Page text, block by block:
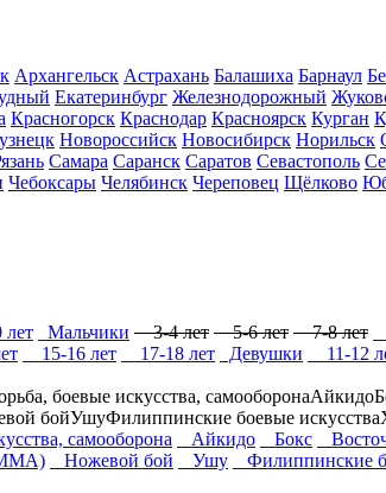
Архангельск Астрахань Балашиха Барнаул
Екатеринбург Железнодорожный
Красногорск Краснодар Красноярск Курган
Новороссийск Новосибирск Норильск
Самара Саранск Саратов Севастополь
Чебоксары Челябинск Череповец Щёлково
лет Мальчики 3-4 лет 5-6 лет 7-8 лет
15-16 лет 17-18 лет Девушки 11-12
боевые искусства, самооборонаАйкидо
бойУшуФилиппинские боевые искусства
самооборона Айкидо Бокс
Ножевой бой Ушу Филиппинские